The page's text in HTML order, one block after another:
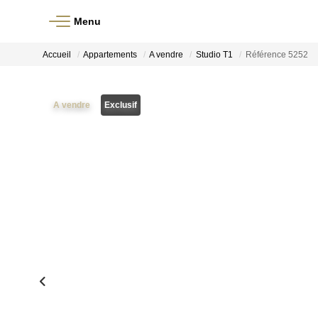
Menu
Accueil Appartements A vendre Studio T1 Référence 5252
A vendre Exclusif